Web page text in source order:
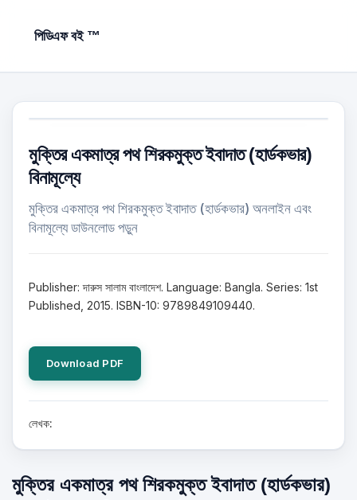
পিডিএফ বই ™
মুক্তির একমাত্র পথ শিরকমুক্ত ইবাদাত (হার্ডকভার)
বিনামূল্যে
মুক্তির একমাত্র পথ শিরকমুক্ত ইবাদাত (হার্ডকভার) অনলাইন এবং
বিনামূল্যে ডাউনলোড পড়ুন
Publisher: দারুস সালাম বাংলাদেশ. Language: Bangla. Series: 1st
Published, 2015. ISBN-10: 9789849109440.
Download PDF
লেখক:
মুক্তির একমাত্র পথ শিরকমুক্ত ইবাদাত (হার্ডকভার)